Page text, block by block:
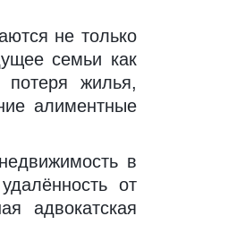
не только
семьи как
жилья,
алиментные
в
от
адвокатская